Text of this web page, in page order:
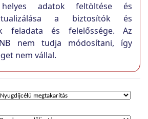
helyes adatok feltöltése és
a biztosítók és
feladata és felelőssége. Az
nem tudja módosítani, így
nem vállal.